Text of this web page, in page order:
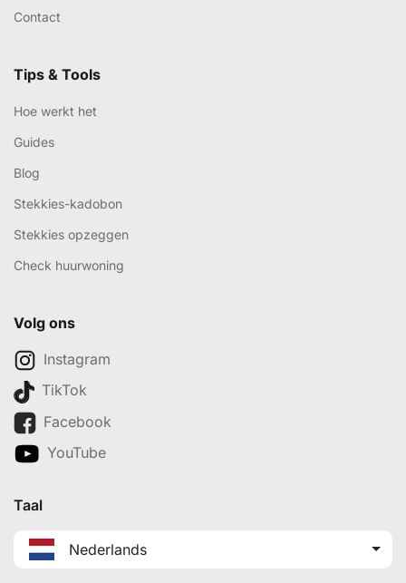
Contact
Tips & Tools
Hoe werkt het
Guides
Blog
Stekkies-kadobon
Stekkies opzeggen
Check huurwoning
Volg ons
Instagram
TikTok
Facebook
YouTube
Taal
Nederlands